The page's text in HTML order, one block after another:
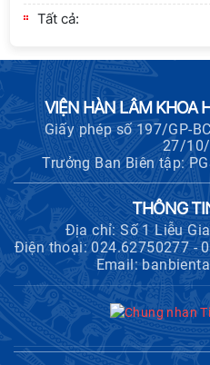
Tất cả:
VIỆN HÀN LÂM KHOA
Giấy phép số 197/GP-
27/
Trưởng Ban Biên tập:
THÔNG
Địa chỉ: Số 1 Liễu
Điện thoại: 024.62750277 -
Email: